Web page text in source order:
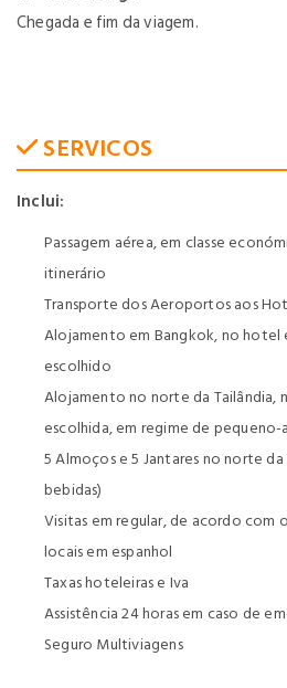
Chegada e fim da viagem.
SERVICOS
Inclui:
Passagem aérea, em classe
itinerário
Transporte dos Aeroportos aos
Alojamento em Bangkok, no hotel
escolhido
Alojamento no norte da Tailândia,
escolhida, em regime de
5 Almoços e 5 Jantares no norte
bebidas)
Visitas em regular, de acordo com
locais em espanhol
Taxas hoteleiras e Iva
Assistência 24 horas em caso de
Seguro Multiviagens